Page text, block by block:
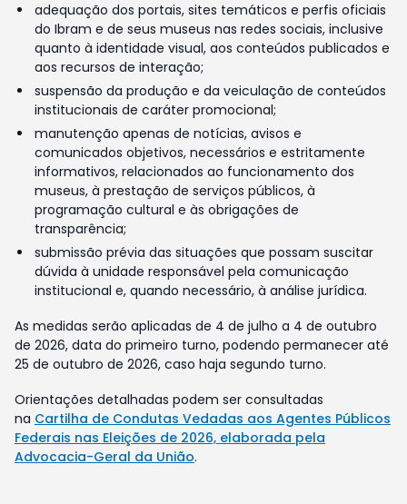
adequação dos portais, sites temáticos e perfis oficiais
do Ibram e de seus museus nas redes sociais, inclusive
quanto à identidade visual, aos conteúdos publicados e
aos recursos de interação;
suspensão da produção e da veiculação de conteúdos
institucionais de caráter promocional;
manutenção apenas de notícias, avisos e
comunicados objetivos, necessários e estritamente
informativos, relacionados ao funcionamento dos
museus, à prestação de serviços públicos, à
programação cultural e às obrigações de
transparência;
submissão prévia das situações que possam suscitar
dúvida à unidade responsável pela comunicação
institucional e, quando necessário, à análise jurídica.
As medidas serão aplicadas de 4 de julho a 4 de outubro
de 2026, data do primeiro turno, podendo permanecer até
25 de outubro de 2026, caso haja segundo turno.
Orientações detalhadas podem ser consultadas
na Cartilha de Condutas Vedadas aos Agentes Públicos
Federais nas Eleições de 2026, elaborada pela
Advocacia-Geral da União.